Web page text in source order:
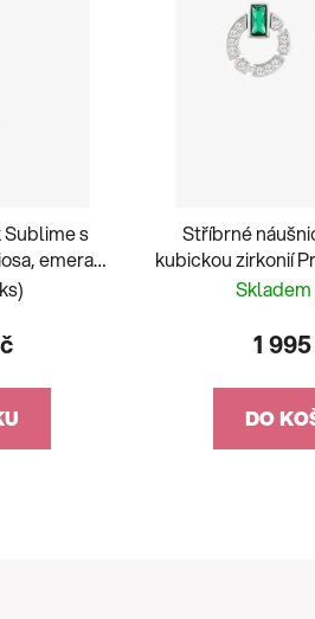
s
emerald
Stříbrné
kubickou zirkonií
5391
Skladem
1
DO